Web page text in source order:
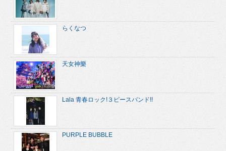
らくなつ
天女神樂
Lala 青春ロック!３ピースバンド!!
PURPLE BUBBLE